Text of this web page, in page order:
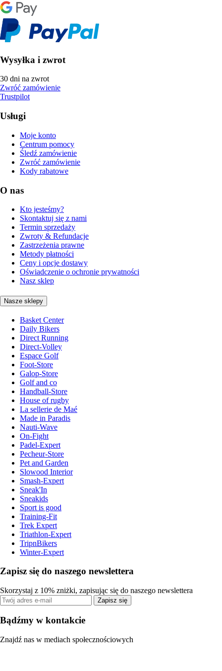
Wysyłka i zwrot
30 dni na zwrot
Zwróć zamówienie
Trustpilot
Usługi
Moje konto
Centrum pomocy
Śledź zamówienie
Zwróć zamówienie
Kody rabatowe
O nas
Kto jesteśmy?
Skontaktuj się z nami
Termin sprzedaży
Zwroty & Refundacje
Zastrzeżenia prawne
Metody płatności
Ceny i opcje dostawy
Oświadczenie o ochronie prywatności
Nasz sklep
Nasze sklepy
Basket Center
Daily Bikers
Direct Running
Direct-Volley
Espace Golf
Foot-Store
Galop-Store
Golf and co
Handball-Store
House of rugby
La sellerie de Maé
Made in Paradis
Nauti-Wave
On-Fight
Padel-Expert
Pecheur-Store
Pet and Garden
Slowood Interior
Smash-Expert
Sneak'In
Sneakids
Sport is good
Training-Fit
Trek Expert
Triathlon-Expert
TripnBikers
Winter-Expert
Zapisz się do naszego newslettera
Skorzystaj z 10% zniżki, zapisując się do naszego newslettera
Zapisz się
Bądźmy w kontakcie
Znajdź nas w mediach społecznościowych